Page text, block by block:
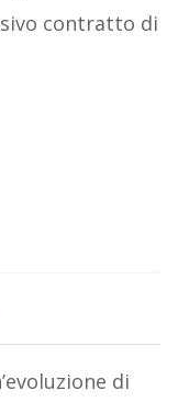
contratto di
di